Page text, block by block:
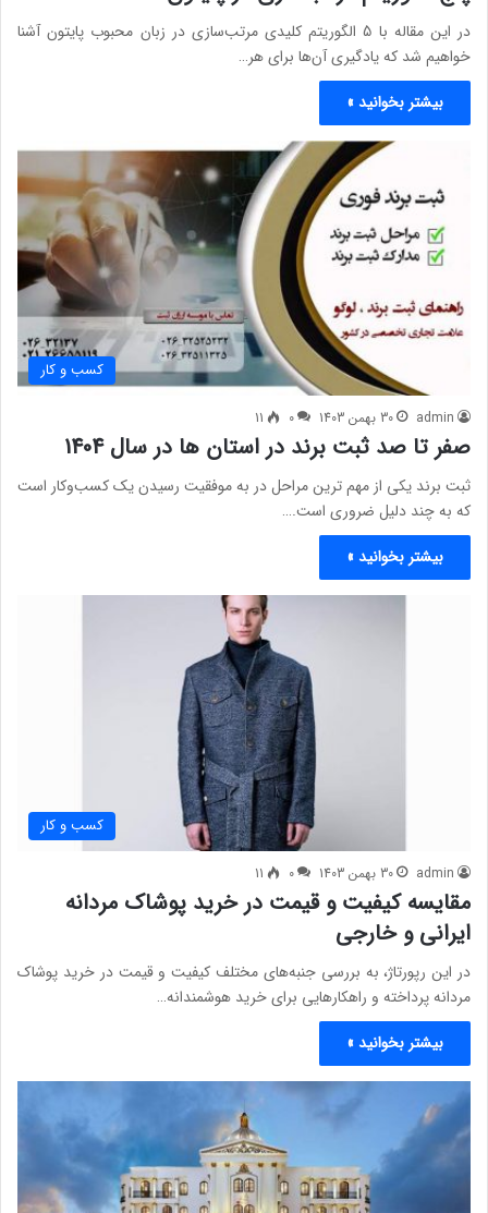
در این مقاله با 5 الگوریتم کلیدی مرتب‌سازی در زبان محبوب پایتون آشنا
خواهیم شد که یادگیری آن‌ها برای هر…
بیشتر بخوانید »
کسب و کار
admin 30 بهمن 1403 0
11
صفر تا صد ثبت برند در استان ها در سال 1404
ثبت برند یکی از مهم‌ ترین مراحل در به موفقیت رسیدن یک کسب‌وکار است
که به چند دلیل ضروری است.…
بیشتر بخوانید »
کسب و کار
admin 30 بهمن 1403 0
11
مقایسه کیفیت و قیمت در خرید پوشاک مردانه
ایرانی و خارجی
در این رپورتاژ، به بررسی جنبه‌های مختلف کیفیت و قیمت در خرید پوشاک
مردانه پرداخته و راهکارهایی برای خرید هوشمندانه…
بیشتر بخوانید »